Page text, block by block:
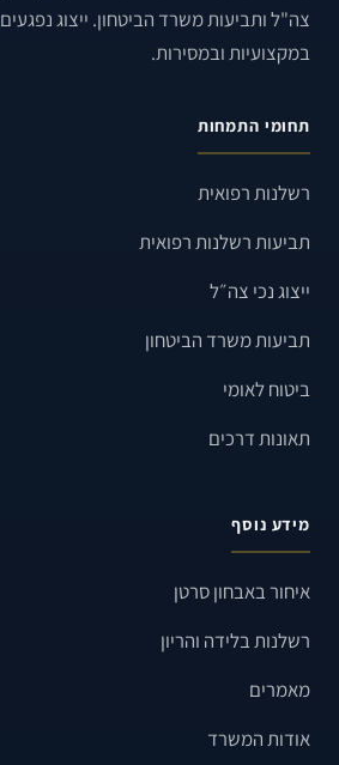
צה"ל ותביעות משרד הביטחון. ייצוג נפגעים
במקצועיות ובמסירות.
תחומי התמחות
רשלנות רפואית
תביעות רשלנות רפואית
ייצוג נכי צה״ל
תביעות משרד הביטחון
ביטוח לאומי
תאונות דרכים
מידע נוסף
איחור באבחון סרטן
רשלנות בלידה והריון
מאמרים
אודות המשרד